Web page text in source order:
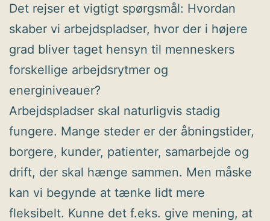
Det rejser et vigtigt spørgsmål: Hvordan
skaber vi arbejdspladser, hvor der i højere
grad bliver taget hensyn til menneskers
forskellige arbejdsrytmer og
energiniveauer?
Arbejdspladser skal naturligvis stadig
fungere. Mange steder er der åbningstider,
borgere, kunder, patienter, samarbejde og
drift, der skal hænge sammen. Men måske
kan vi begynde at tænke lidt mere
fleksibelt. Kunne det f.eks. give mening, at